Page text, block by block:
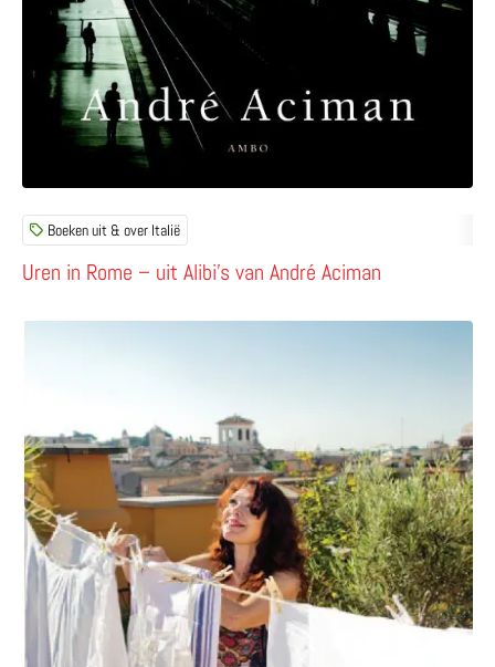
Uren in Rome – uit Alibi’s van André Aciman
Boeken uit & over Italië